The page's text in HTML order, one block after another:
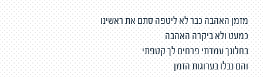
מזמן האהבה כבר לא ליטפה סתם את ראשינו
כמעט ולא ביקרה האהבה
בחלונך עמדתי פרחים לך קטפתי
והם נבלו בערוגות הזמן